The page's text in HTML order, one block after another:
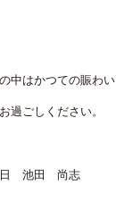
中はかつての賑わ
過ごしください。
日 池田 尚志